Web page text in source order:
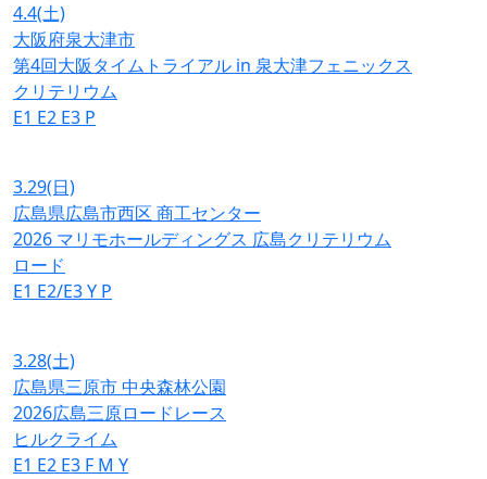
4.4(土)
大阪府泉大津市
第4回大阪タイムトライアル in 泉大津フェニックス
クリテリウム
E1 E2 E3 P
3.29(日)
広島県広島市西区 商工センター
2026 マリモホールディングス 広島クリテリウム
ロード
E1 E2/E3Y P
3.28(土)
広島県三原市 中央森林公園
2026広島三原ロードレース
ヒルクライム
E1 E2 E3 F M Y